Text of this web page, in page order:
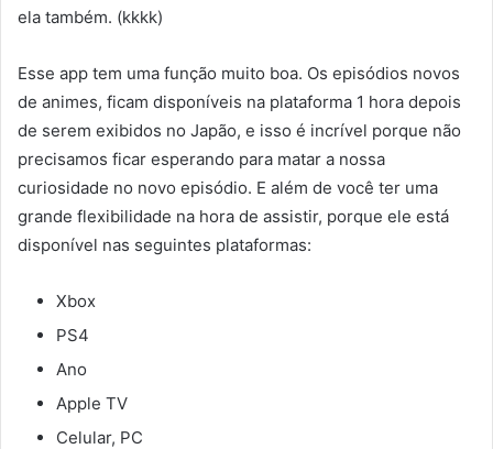
ela também. (kkkk)
Esse app tem uma função muito boa. Os episódios novos
de animes, ficam disponíveis na plataforma 1 hora depois
de serem exibidos no Japão, e isso é incrível porque não
precisamos ficar esperando para matar a nossa
curiosidade no novo episódio. E além de você ter uma
grande flexibilidade na hora de assistir, porque ele está
disponível nas seguintes plataformas:
Xbox
PS4
Ano
Apple TV
Celular, PC